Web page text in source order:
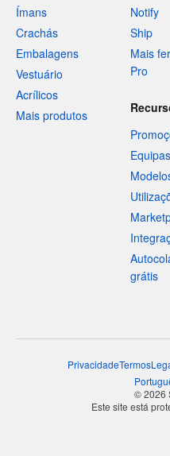
Ímans
Crachás
Embalagens
Vestuário
Acrílicos
Mais produtos
Notify
Ship
Mais
Pro
Equipas
grátis
PrivacidadeTermos
© 2026
Este site está